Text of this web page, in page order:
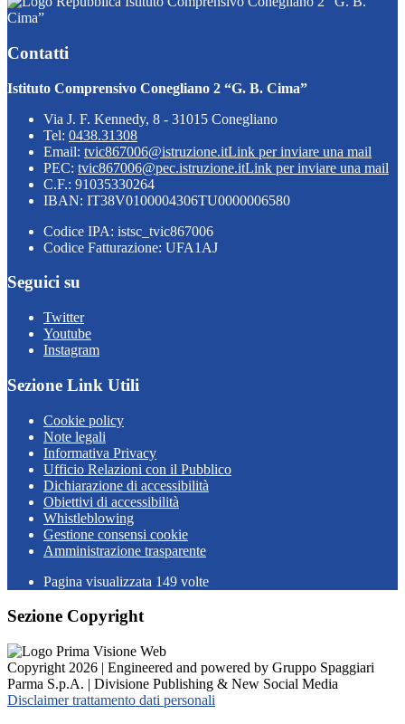
Cima”
Contatti
Istituto Comprensivo Conegliano 2 “G. B. Cima”
Via J. F. Kennedy, 8 - 31015 Conegliano
Tel: 0438.31308
Email: tvic867006@istruzione.itLink per inviare una mail
PEC: tvic867006@pec.istruzione.itLink per inviare una mail
C.F.: 91035330264
IBAN: IT38V0100004306TU0000006580
Codice IPA: istsc_tvic867006
Codice Fatturazione: UFA1AJ
Seguici su
Twitter
Youtube
Instagram
Sezione Link Utili
Cookie policy
Note legali
Informativa Privacy
Ufficio Relazioni con il Pubblico
Dichiarazione di accessibilità
Obiettivi di accessibilità
Whistleblowing
Gestione consensi cookie
Amministrazione trasparente
Pagina visualizzata 149 volte
Sezione Copyright
Copyright 2026 | Engineered and powered by Gruppo Spaggiari
Parma S.p.A. | Divisione Publishing & New Social Media
Disclaimer trattamento dati personali